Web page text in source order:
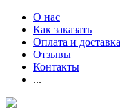
О нас
Как заказать
Оплата и доставка
Отзывы
Контакты
...